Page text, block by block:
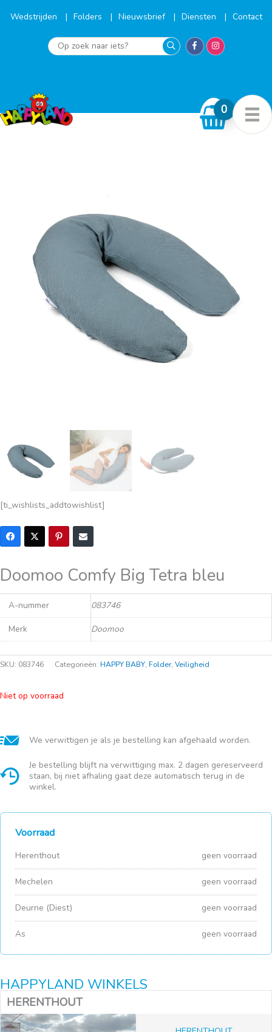
naarWedstrijden Folders Nieuwsbrief Diensten Contact
Op
[ti_wishlists_addtowishlist]
Doomoo Comfy Big Tetra bleu
A-nummer 083746
Merk Doomoo
SKU: 083746 Categorieën: HAPPY BABY, Folder, Veiligheid
Niet op voorraad
We verwittigen je als je bestelling kan afgehaald worden.
Je bestelling blijft na verwittiging max. 2 dagen gereserveerd
staan, bij niet afhaling gaat deze automatisch terug in de
winkel.
Voorraad
Herenthout geen voorraad
Mechelen geen voorraad
Deurne (Diest) geen voorraad
As geen voorraad
HAPPYLAND WINKELS
HERENTHOUT